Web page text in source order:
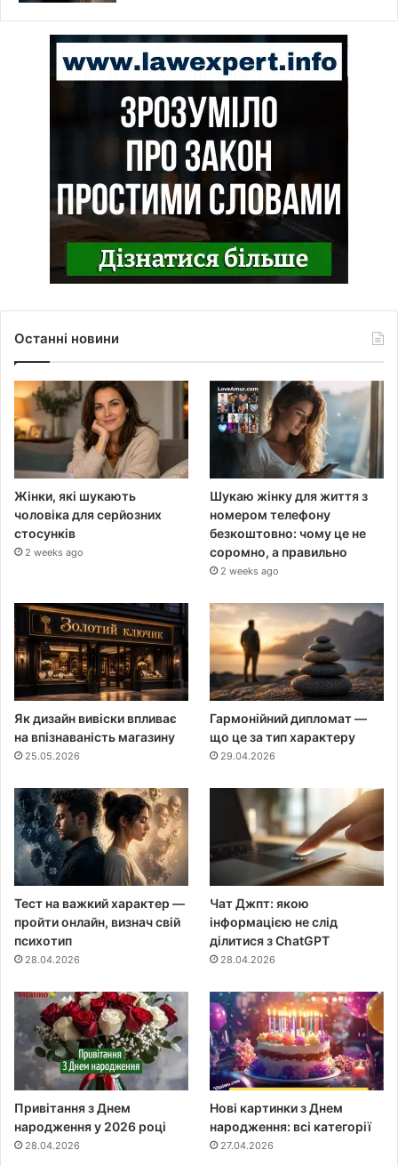
Останні новини
Жінки, які шукають
чоловіка для серйозних
стосунків
2 weeks ago
Шукаю жінку для життя з
номером телефону
безкоштовно: чому це не
соромно, а правильно
2 weeks ago
Як дизайн вивіски впливає
на впізнаваність магазину
25.05.2026
Гармонійний дипломат —
що це за тип характеру
29.04.2026
Тест на важкий характер —
пройти онлайн, визнач свій
психотип
28.04.2026
Чат Джпт: якою
інформацією не слід
ділитися з ChatGPT
28.04.2026
Привітання з Днем
народження у 2026 році
28.04.2026
Нові картинки з Днем
народження: всі категорії
27.04.2026